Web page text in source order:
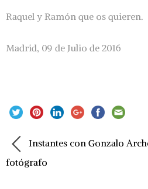
Raquel y Ramón que os quieren.
Madrid, 09 de Julio de 2016
Instantes con Gonzalo
fotógrafo